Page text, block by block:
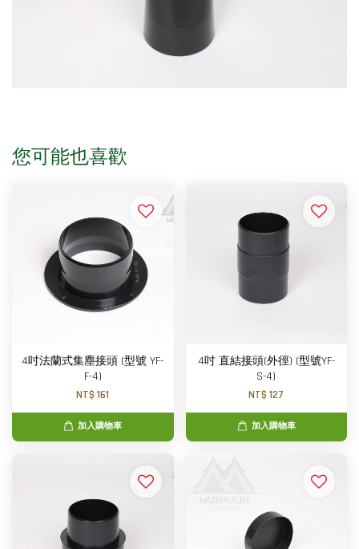
您可能也喜歡
4吋法蘭式集塵接頭 (型號 YF-
F-4)
NT$ 161
加入購物車
4吋 直結接頭(外徑) (型號YF-
S-4)
NT$ 127
加入購物車